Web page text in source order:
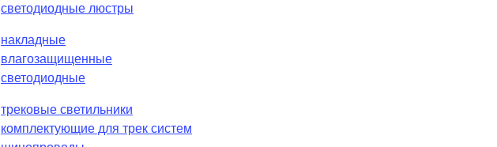
светодиодные люстры
накладные
влагозащищенные
светодиодные
трековые светильники
комплектующие для трек систем